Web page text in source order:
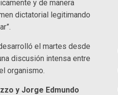
y de manera
dictatorial legitimando
el martes desde
discusión intensa entre
organismo.
y Jorge Edmundo